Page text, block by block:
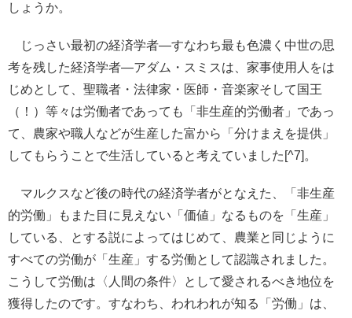
しょうか。
じっさい最初の経済学者―すなわち最も色濃く中世の思
考を残した経済学者―アダム・スミスは、家事使用人をは
じめとして、聖職者・法律家・医師・音楽家そして国王
（！）等々は労働者であっても「非生産的労働者」であっ
て、農家や職人などが生産した富から「分けまえを提供」
してもらうことで生活していると考えていました[^7]。
マルクスなど後の時代の経済学者がとなえた、「非生産
的労働」もまた目に見えない「価値」なるものを「生産」
している、とする説によってはじめて、農業と同じように
すべての労働が「生産」する労働として認識されました。
こうして労働は〈人間の条件〉として愛されるべき地位を
獲得したのです。すなわち、われわれが知る「労働」は、